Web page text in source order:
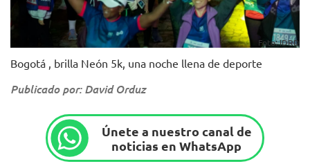
Foto: IDRD
Bogotá , brilla Neón 5k, una noche llena de deporte
Publicado por: David Orduz
Únete a nuestro canal de
noticias en WhatsApp